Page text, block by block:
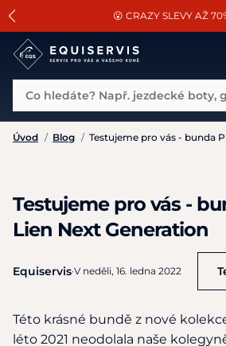
SLEVA 13% na vše od
😮 CRAZY SLEVY AŽ
📐Pasování a doplňky k vybraným
Úvod / Blog / Testujeme pro Vás
/ Testujeme pro vás - bunda
Testujeme pro vás -
Lien Next Generation
Equiservis·V neděli, 16. ledna 2022
Této krásné bundě z nové
léto 2021 neodolala naše